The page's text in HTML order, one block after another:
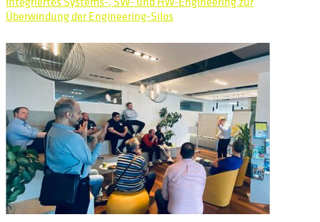
Überwindung der Engineering-Silos